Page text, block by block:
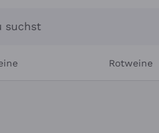
suchst
Rotweine